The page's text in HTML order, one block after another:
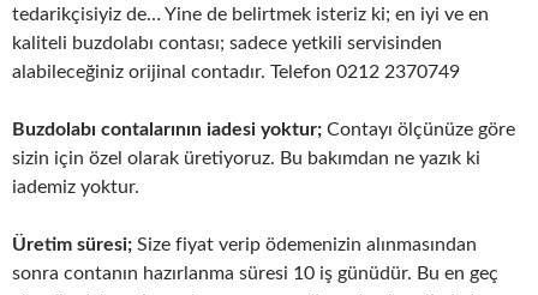
tedarikçisiyiz de… Yine de belirtmek isteriz ki; en iyi ve en
kaliteli buzdolabı contası; sadece yetkili servisinden
alabileceğiniz orijinal contadır. Telefon 0212 2370749
Buzdolabı contalarının iadesi yoktur; Contayı ölçünüze göre
sizin için özel olarak üretiyoruz. Bu bakımdan ne yazık ki
iademiz yoktur.
Üretim süresi; Size fiyat verip ödemenizin alınmasından
sonra contanın hazırlanma süresi 10 iş günüdür. Bu en geç